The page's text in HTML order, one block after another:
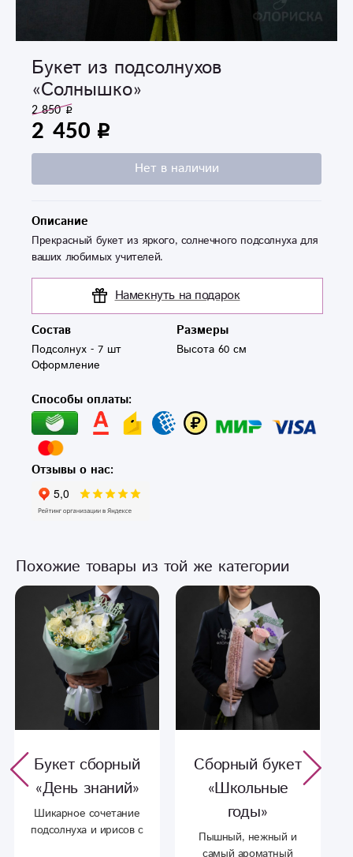
Букет из подсолнухов
«Солнышко»
2 450
2 850
Нет в наличии
Описание
Прекрасный букет из яркого, солнечного подсолнуха для
ваших любимых учителей.
Намекнуть на подарок
Состав
Подсолнух - 7 шт
Оформление
Размеры
Высота 60 см
Способы оплаты:
Отзывы о нас:
Похожие товары из той же категории
Букет сборный
«День знаний»
Шикарное сочетание
подсолнуха и ирисов с
Сборный букет
«Школьные
годы»
Пышный, нежный и